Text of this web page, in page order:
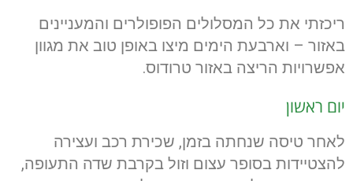
ריכזתי את כל המסלולים הפופולרים והמעניינים
באזור – וארבעת הימים מיצו באופן טוב את מגוון
אפשרויות הריצה באזור טרודוס.
יום ראשון
לאחר טיסה שנחתה בזמן, שכירת רכב ועצירה
להצטיידות בסופר עצום וזול בקרבת שדה התעופה,